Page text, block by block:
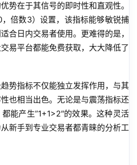
势在于其信号的即时性和直观性。
倍数3）设置，该指标能够敏锐捕
合日内交易者使用。更难得的是，
易平台都能免费获取，大大降低了
势指标不仅能独立发挥作用，与其
也相当出色。无论是与震荡指标还
能产生”1+1>2″的效果。这种灵活
新手到专业交易者都青睐的分析工